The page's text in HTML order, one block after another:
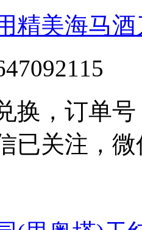
精美海马
换，订单号
已关注，